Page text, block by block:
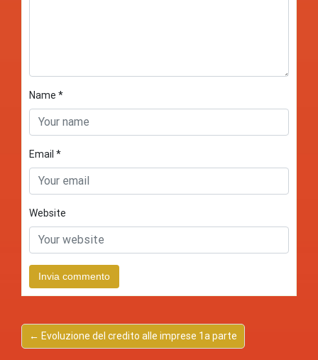
Name *
Email *
Website
← Evoluzione del credito alle imprese 1a parte